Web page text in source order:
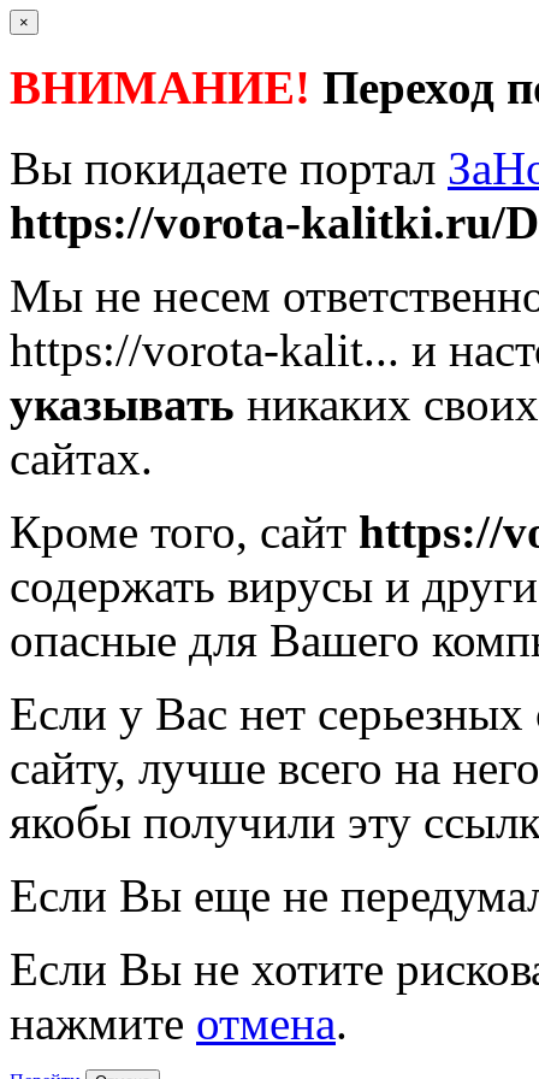
×
ВНИМАНИЕ! Переход
Вы покидаете портал
https://vorota-kalitki.ru/
Мы не несем
https://vorota-kalit... и
указывать никаких
сайтах.
Кроме того, сайт https://
содержать вирусы и
опасные для Вашего
Если у Вас нет
сайту, лучше всего на
якобы получили эту
Если Вы еще не
Если Вы не хотите
нажмите отмена.